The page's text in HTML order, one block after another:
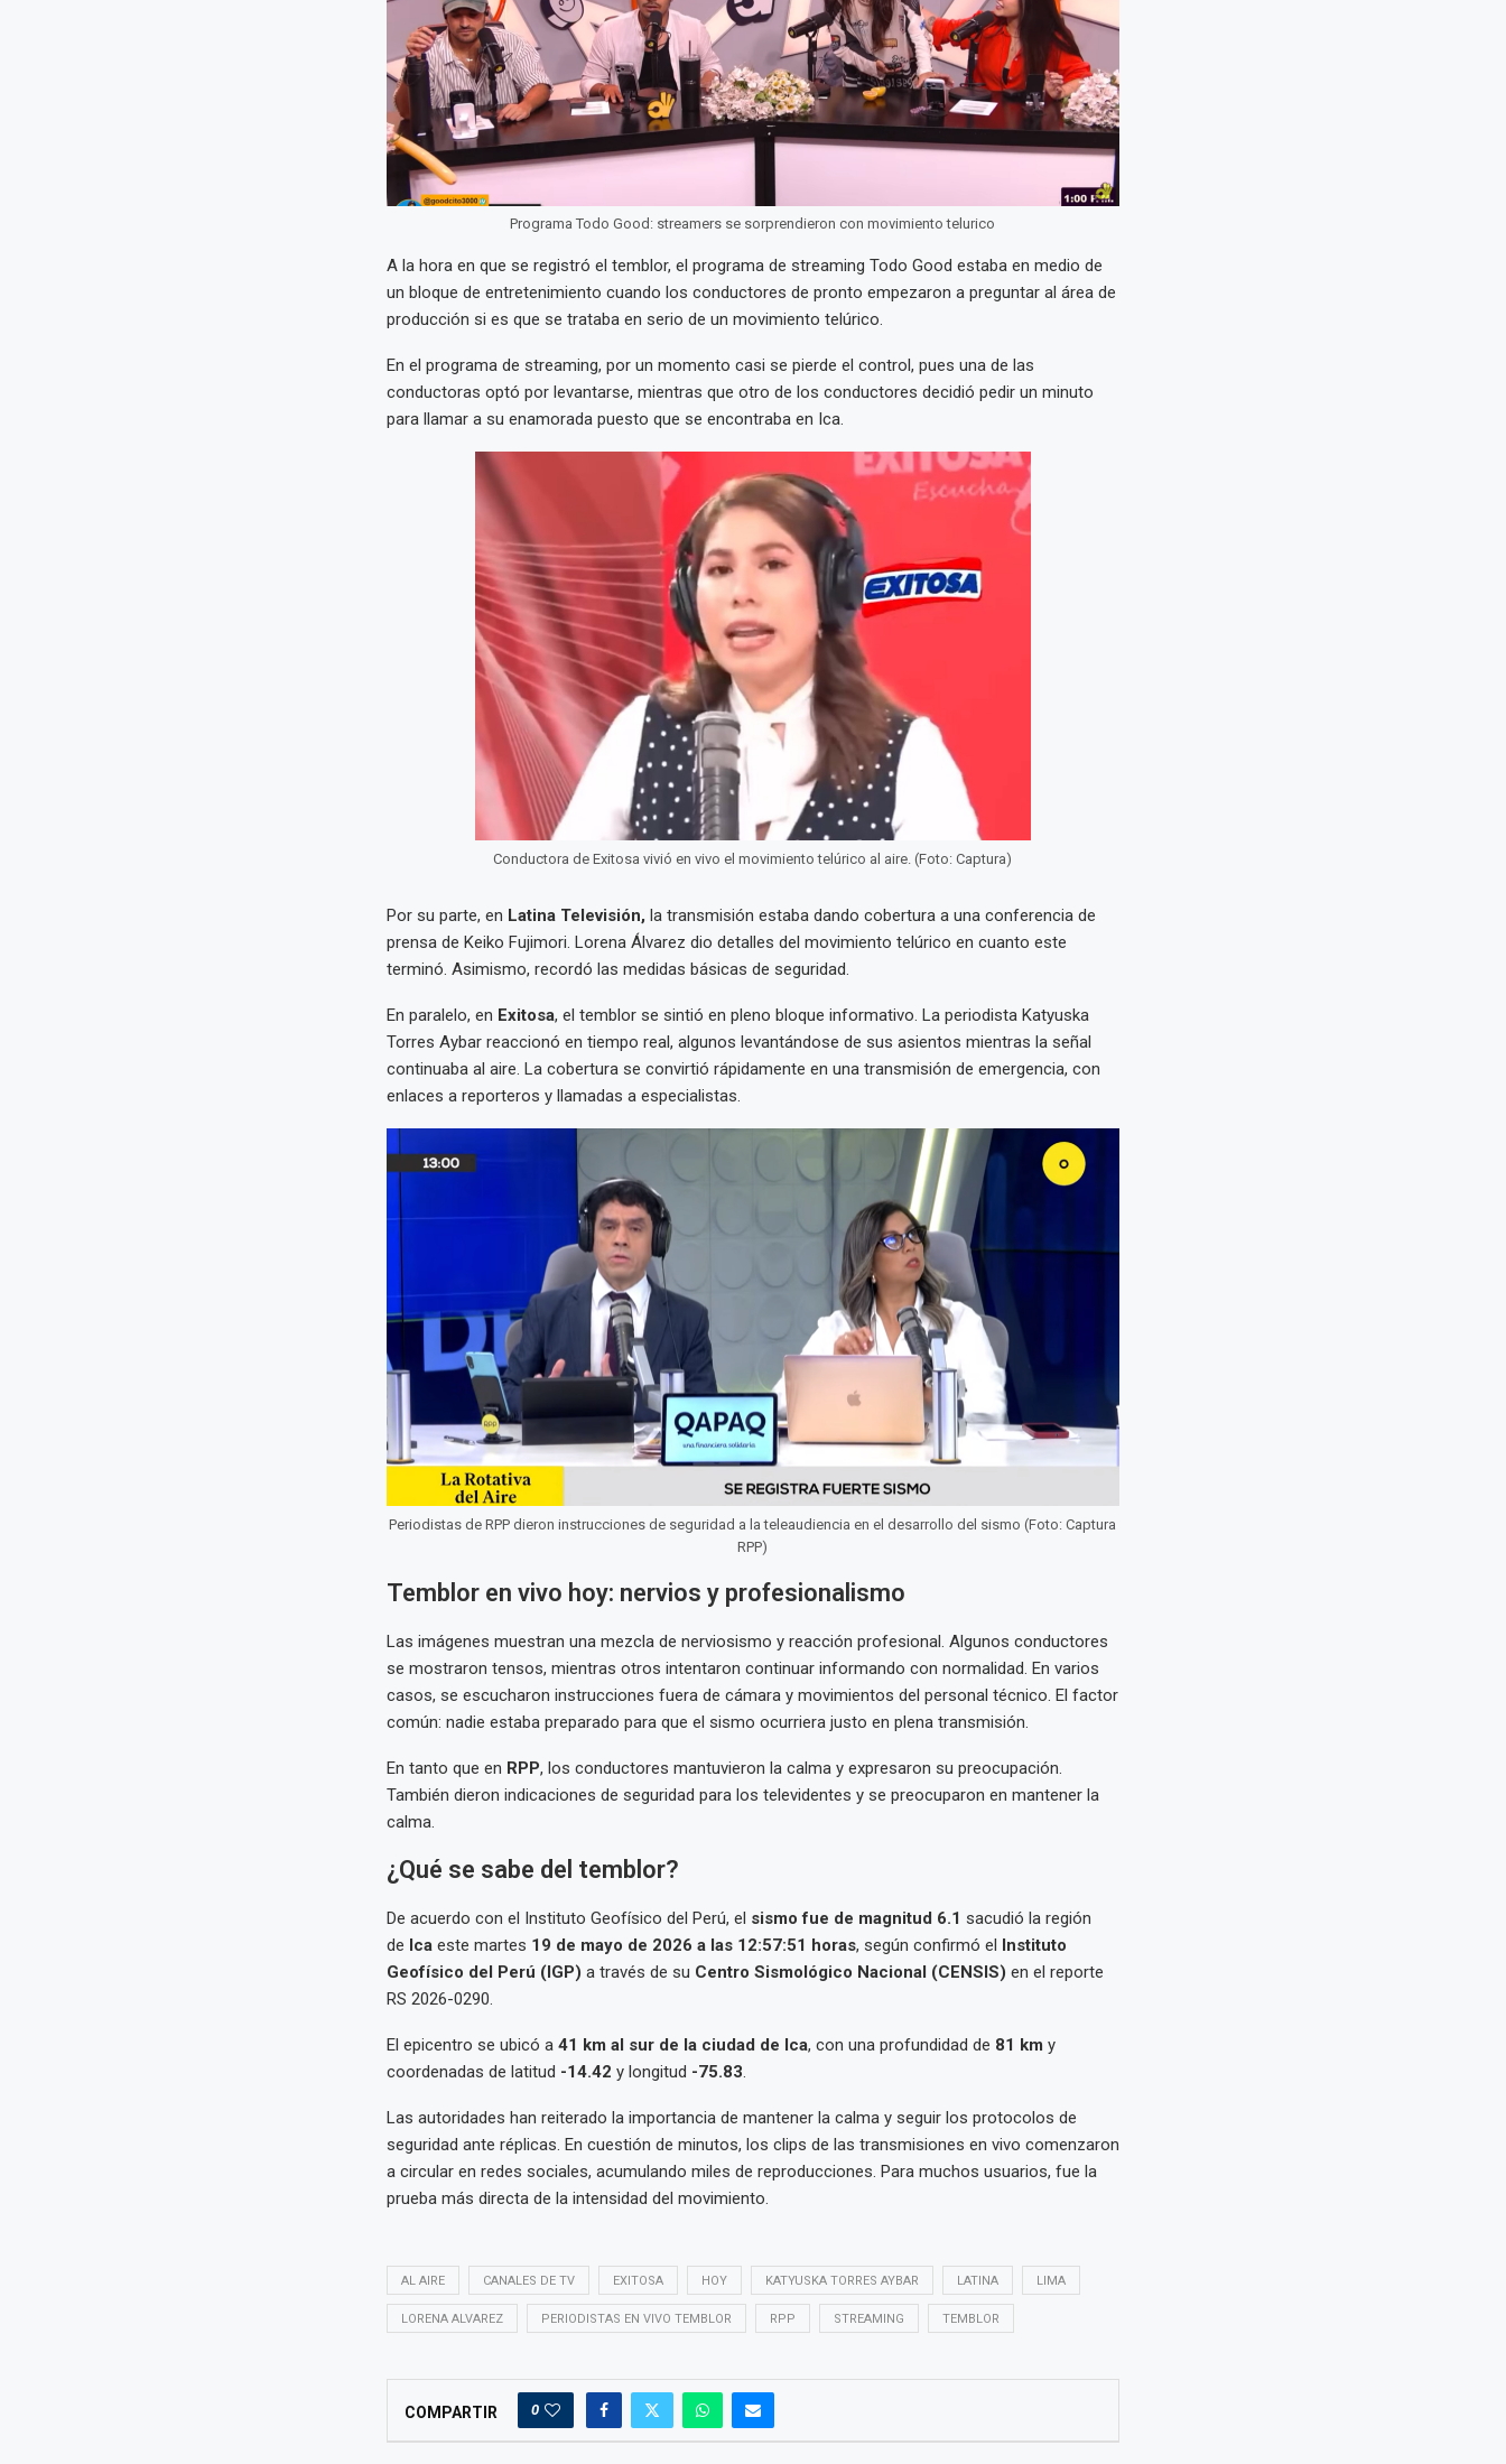
Programa Todo Good: streamers se sorprendieron con movimiento telurico
A la hora en que se registró el temblor, el programa de streaming Todo Good estaba en medio de
un bloque de entretenimiento cuando los conductores de pronto empezaron a preguntar al área de
producción si es que se trataba en serio de un movimiento telúrico.
En el programa de streaming, por un momento casi se pierde el control, pues una de las
conductoras optó por levantarse, mientras que otro de los conductores decidió pedir un minuto
para llamar a su enamorada puesto que se encontraba en Ica.
Conductora de Exitosa vivió en vivo el movimiento telúrico al aire. (Foto: Captura)
Por su parte, en Latina Televisión, la transmisión estaba dando cobertura a una conferencia de
prensa de Keiko Fujimori. Lorena Álvarez dio detalles del movimiento telúrico en cuanto este
terminó. Asimismo, recordó las medidas básicas de seguridad.
En paralelo, en Exitosa, el temblor se sintió en pleno bloque informativo. La periodista Katyuska
Torres Aybar reaccionó en tiempo real, algunos levantándose de sus asientos mientras la señal
continuaba al aire. La cobertura se convirtió rápidamente en una transmisión de emergencia, con
enlaces a reporteros y llamadas a especialistas.
Periodistas de RPP dieron instrucciones de seguridad a la teleaudiencia en el desarrollo del sismo (Foto: Captura
RPP)
Temblor en vivo hoy: nervios y profesionalismo
Las imágenes muestran una mezcla de nerviosismo y reacción profesional. Algunos conductores
se mostraron tensos, mientras otros intentaron continuar informando con normalidad. En varios
casos, se escucharon instrucciones fuera de cámara y movimientos del personal técnico. El factor
común: nadie estaba preparado para que el sismo ocurriera justo en plena transmisión.
En tanto que en RPP, los conductores mantuvieron la calma y expresaron su preocupación.
También dieron indicaciones de seguridad para los televidentes y se preocuparon en mantener la
calma.
¿Qué se sabe del temblor?
De acuerdo con el Instituto Geofísico del Perú, el sismo fue de magnitud 6.1 sacudió la región
de Icaeste martes 19 de mayo de 2026 a las 12:57:51 horas, según confirmó el Instituto
Geofísico del Perú (IGP) a través de su Centro Sismológico Nacional (CENSIS) en el reporte
RS 2026-0290.
El epicentro se ubicó a 41 km al sur de la ciudad de Ica, con una profundidad de 81 km y
coordenadas de latitud -14.42 y longitud -75.83.
Las autoridades han reiterado la importancia de mantener la calma y seguir los protocolos de
seguridad ante réplicas. En cuestión de minutos, los clips de las transmisiones en vivo comenzaron
a circular en redes sociales, acumulando miles de reproducciones. Para muchos usuarios, fue la
prueba más directa de la intensidad del movimiento.
AL AIRE CANALES DE TV EXITOSA HOY KATYUSKA TORRES AYBAR LATINA LIMA
LORENA ALVAREZ PERIODISTAS EN VIVO TEMBLOR RPP STREAMING TEMBLOR
COMPARTIR 0